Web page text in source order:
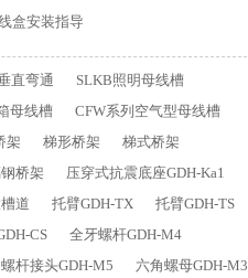
盒安装指导
直弯通
SLKB照明母线槽
母线槽
CFW系列空气型母线槽
架 梯形桥架
梯式桥架
桥架
压穿式抗震底座GDH-Ka1
道 托臂GDH-TX
托臂GDH-TS
CS
全牙螺杆GDH-M4
螺杆接头GDH-M5 六角螺母GDH-M3